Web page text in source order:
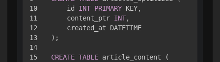
10
11
12
13
14
15
    id
INT PRIMARY KEY,
    content_ptr
INT,
    created_at DATETIME
);
CREATE TABLE article_content (